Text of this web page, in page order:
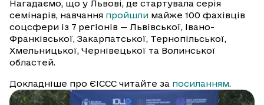
Нагадаємо, що у Львові, де стартувала серія
семінарів, навчання пройшли майже 100 фахівців
соцсфери із 7 регіонів — Львівської, Івано-
Франківської, Закарпатської, Тернопільської,
Хмельницької, Чернівецької та Волинської
областей.
Докладніше про ЄІССС читайте за посиланням.